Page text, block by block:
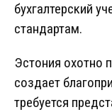
бухгалтерский
стандартам.
Эстония охотно
создает
требуется